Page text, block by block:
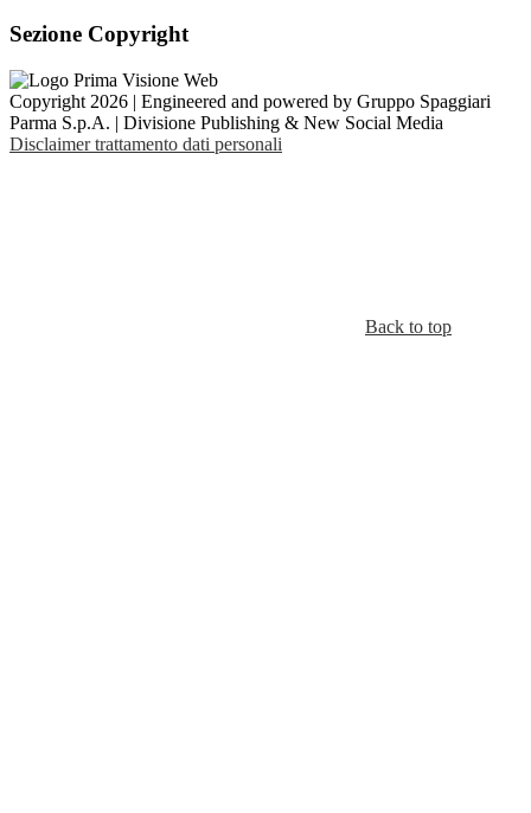
Sezione Copyright
Copyright 2026 | Engineered and powered by Gruppo Spaggiari
Parma S.p.A. | Divisione Publishing & New Social Media
Disclaimer trattamento dati personali
Back to top